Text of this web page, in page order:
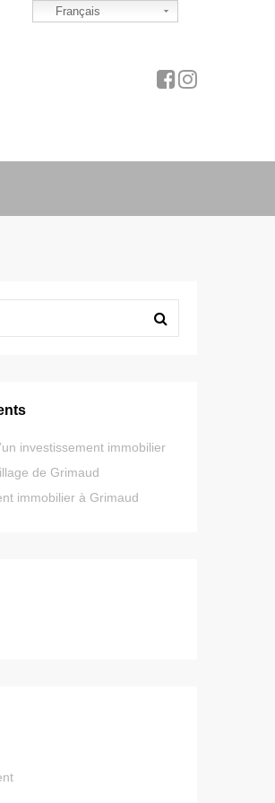
investissement immobilier
de Grimaud
immobilier à Grimaud
Français